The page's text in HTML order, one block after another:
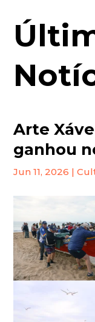
Arte
ganhou
Jun 11, 2026 |